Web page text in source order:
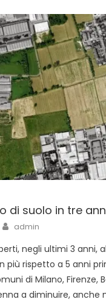
di suolo in tre
Author
admin
negli ultimi 3 anni,
più rispetto a 5 anni
di Milano, Firenze,
a diminuire, anche